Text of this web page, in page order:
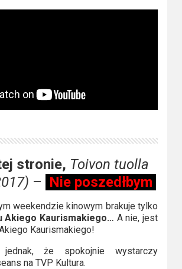
stronie, Toivon tuolla
– Nie poszedłbym
weekendzie kinowym brakuje tylko
Akiego Kaurismakiego… A nie, jest
Kaurismakiego!
że spokojnie wystarczy
na TVP Kultura.